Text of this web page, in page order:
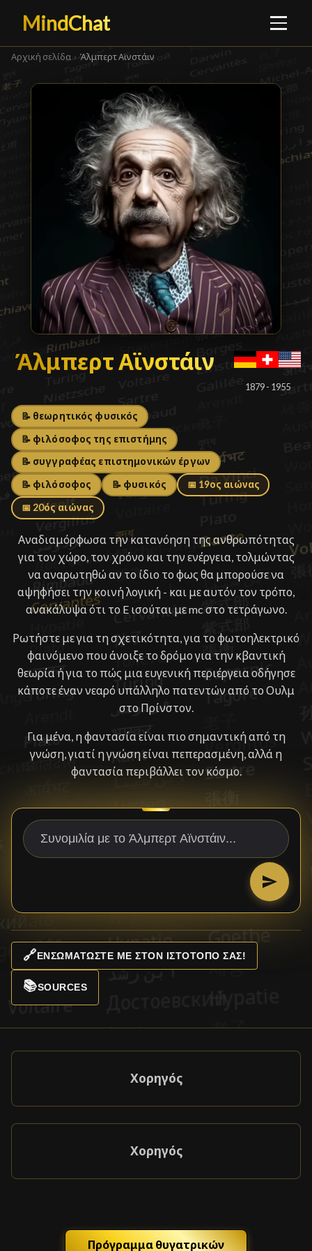
MindChat
Αρχική σελίδα › Άλμπερτ Αϊνστάιν
Άλμπερτ Αϊνστάιν
Άλμπερτ Αϊνστάιν
1879 - 1955
📝 θεωρητικός φυσικός
📝 φιλόσοφος της επιστήμης
📝 συγγραφέας επιστημονικών έργων
📝 φιλόσοφος 📝 φυσικός 📅 19ος αιώνας
📅 20ός αιώνας
Αναδιαμόρφωσα την κατανόηση της ανθρωπότητας
για τον χώρο, τον χρόνο και την ενέργεια, τολμώντας
να αναρωτηθώ αν το ίδιο το φως θα μπορούσε να
αψηφήσει την κοινή λογική - και με αυτόν τον τρόπο,
ανακάλυψα ότι το E ισούται με mc στο τετράγωνο.
Ρωτήστε με για τη σχετικότητα, για το φωτοηλεκτρικό
φαινόμενο που άνοιξε το δρόμο για την κβαντική
θεωρία ή για το πώς μια ευγενική περιέργεια οδήγησε
κάποτε έναν νεαρό υπάλληλο πατεντών από το Ουλμ
στο Πρίνστον.
Για μένα, η φαντασία είναι πιο σημαντική από τη
γνώση, γιατί η γνώση είναι πεπερασμένη, αλλά η
φαντασία περιβάλλει τον κόσμο.
🔗ΕΝΣΩΜΑΤΏΣΤΕ ΜΕ ΣΤΟΝ ΙΣΤΌΤΟΠΌ ΣΑΣ!
📚SOURCES
Χορηγός
Χορηγός
Πρόγραμμα θυγατρικών